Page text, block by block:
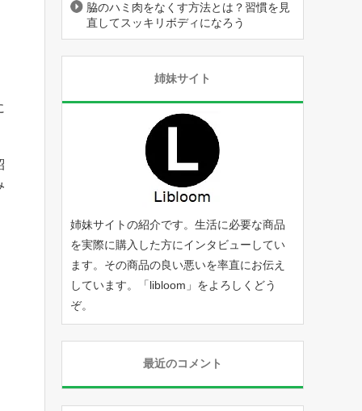
脇のハミ肉をなくす方法とは？習慣を見
直してスッキリボディになろう
姉妹サイト
姉妹サイトの紹介です。生活に必要な商品
を実際に購入した方にインタビューしてい
ます。その商品の良い悪いを率直にお伝え
しています。「libloom 」をよろしくどう
ぞ。
最近のコメント